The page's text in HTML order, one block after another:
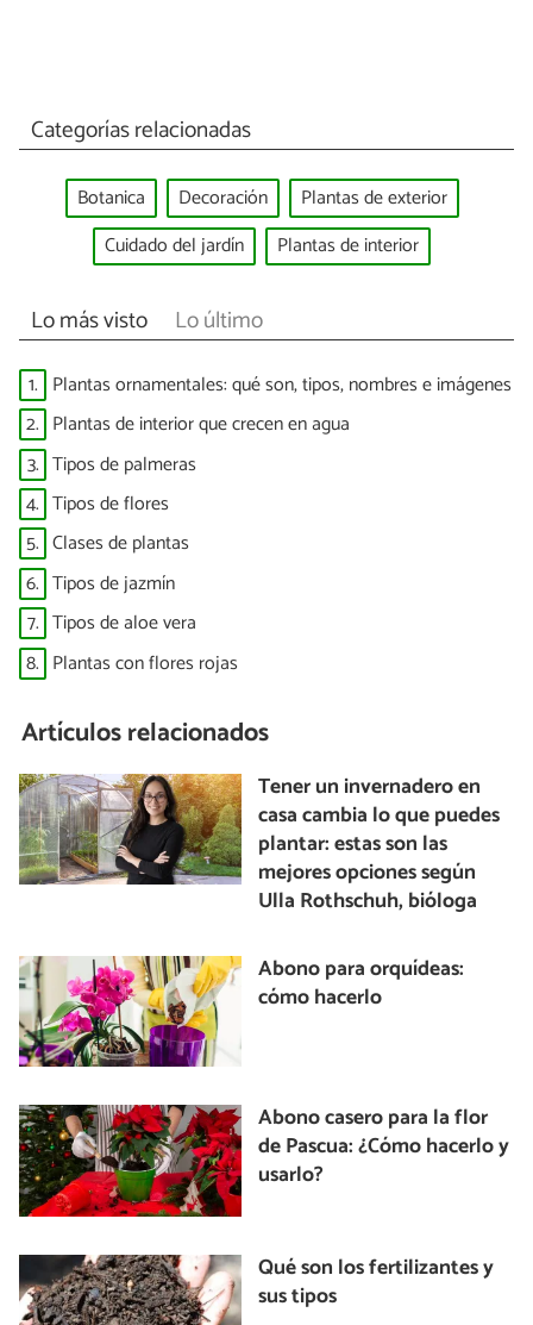
Categorías relacionadas
Botanica Decoración
Plantas de exterior
Cuidado del jardín
Plantas de interior
Lo más visto Lo último
1. Plantas ornamentales: qué son, tipos, nombres e imágenes
2. Plantas de interior que crecen en agua
3. Tipos de palmeras
4. Tipos de flores
5. Clases de plantas
6. Tipos de jazmín
7. Tipos de aloe vera
8. Plantas con flores rojas
Artículos relacionados
Tener un invernadero en
casa cambia lo que puedes
plantar: estas son las
mejores opciones según
Ulla Rothschuh, bióloga
Abono para orquídeas:
cómo hacerlo
Abono casero para la flor
de Pascua: ¿Cómo hacerlo y
usarlo?
Qué son los fertilizantes y
sus tipos